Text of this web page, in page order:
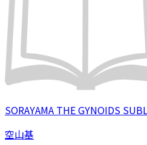
SORAYAMA THE GYNOIDS
空山基